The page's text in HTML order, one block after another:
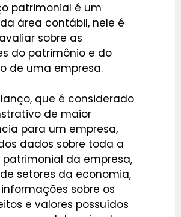
patrimonial é um
área contábil, nele é
sobre as
do patrimônio e do
de uma empresa.
que é considerado
de maior
para um empresa,
dados sobre toda a
da empresa,
setores da economia,
sobre os
e valores possuídos